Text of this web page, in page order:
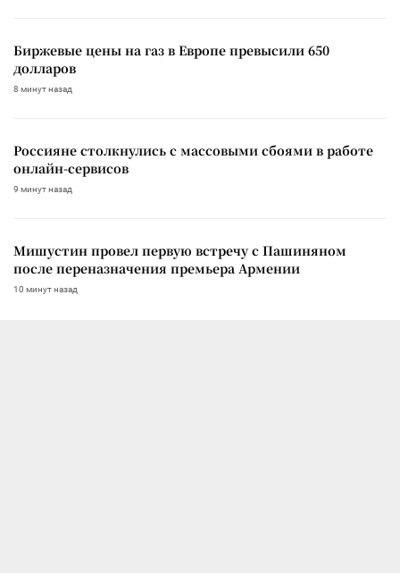
Биржевые цены на газ в Европе превысили 650
долларов
8 минут назад
Россияне столкнулись с массовыми сбоями в работе
онлайн-сервисов
9 минут назад
Мишустин провел первую встречу с Пашиняном
после переназначения премьера Армении
10 минут назад